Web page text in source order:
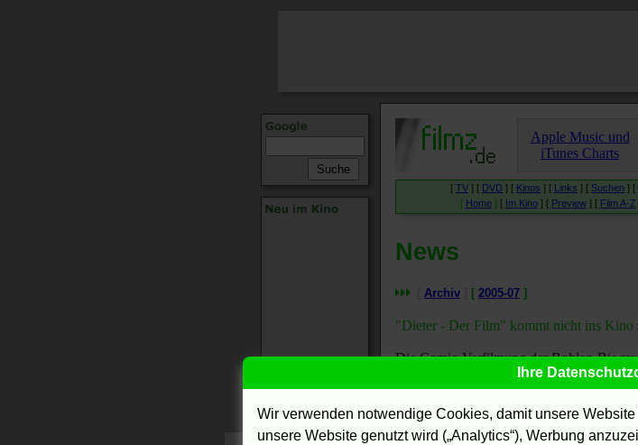
Apple Music und
iTunes Charts
[ TV ] [ DVD ] [ Kinos ] [ Links ] [ Suchen ] [
[ Home] [ Im Kino] [ Preview] [ Film A-Z
News
Archiv [ 2005-07 ]
"Dieter - Der Film" kommt nicht ins Kino
Die Comic-Verfilmung der Bohlen-
Mio. Euro Produktionskosten nicht im
ApelbeiBild.de: Bohlen-Comic
31.7.05 16:57
Ihre
Wir verwenden notwendige Cookies, damit unsere
unsere Website genutzt wird („Analytics“), Werbung